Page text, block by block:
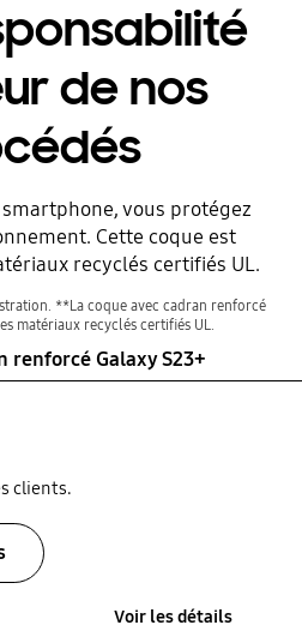
de nos
vous protégez
Cette coque est
recyclés certifiés UL.
**La coque avec cadran renforcé
matériaux recyclés certifiés UL.
renforcé Galaxy S23+
clients.
Voir les détails